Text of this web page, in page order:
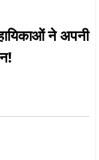
ने अपनी